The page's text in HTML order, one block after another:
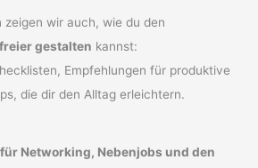
zeigen wir auch, wie du den
gestalten kannst:
Empfehlungen für produktive
die dir den Alltag erleichtern.
Networking, Nebenjobs und den